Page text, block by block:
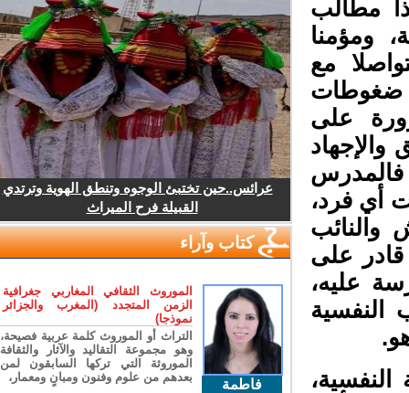
مطالب
ومؤمنا
مع
على
أي فرد،
والنائب
قادر على
عليه،
عرائس..حين تختبئ الوجوه وتنطق الهوية وترتدي
القبيلة فرح الميراث
كتاب وآراء
فاطمة
الموروث الثقافي المغاربي جغرافية
الزمن المتجدد (المغرب والجزائر
نموذجا)
التراث أو الموروث كلمة عربية فصيحة،
وهو مجموعة التقاليد والآثار والثقافة
الموروثة التي تركها السابقون لمن
بعدهم من علوم وفنون ومبانٍ ومعمار،